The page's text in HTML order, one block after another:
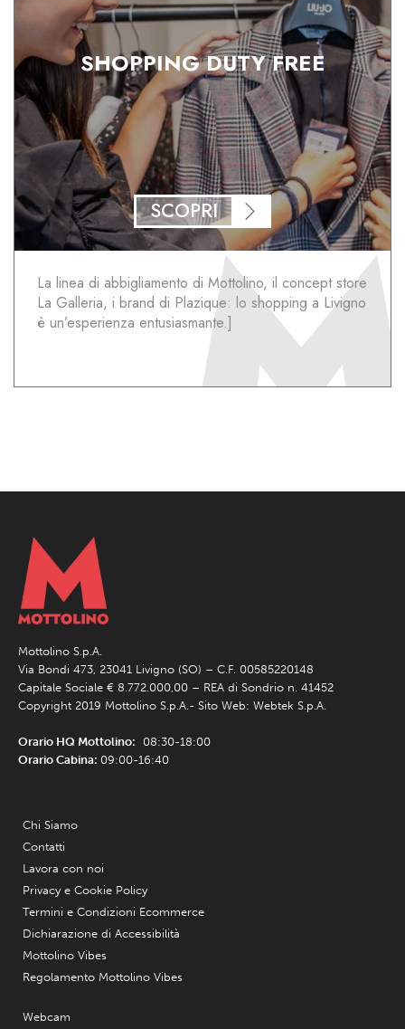
SHOPPING DUTY FREE
SCOPRI
La linea di abbigliamento di Mottolino, il concept store
La Galleria, i brand di Plazique: lo shopping a Livigno
è un’esperienza entusiasmante.]
Mottolino S.p.A.
Via Bondi 473, 23041 Livigno (SO) – C.F. 00585220148
Capitale Sociale € 8.772.000,00 – REA di Sondrio n. 41452
Copyright 2019 Mottolino S.p.A.- Sito Web: Webtek S.p.A.
Orario HQ Mottolino: 08:30-18:00
Orario Cabina: 09:00-16:40
Chi Siamo
Contatti
Lavora con noi
Privacy e Cookie Policy
Termini e Condizioni Ecommerce
Dichiarazione di Accessibilità
Mottolino Vibes
Regolamento Mottolino Vibes
Webcam